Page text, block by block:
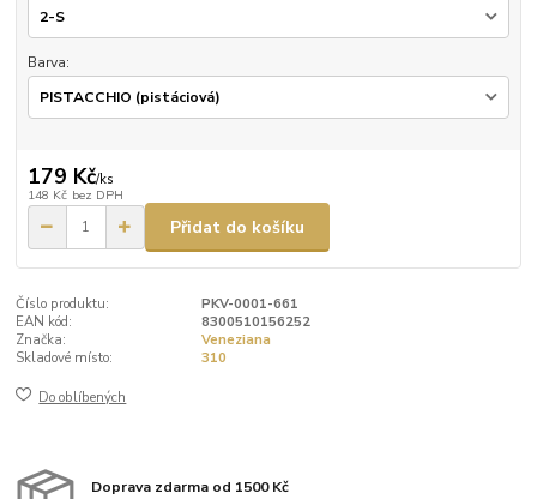
Barva:
179 Kč/ks
148 Kč bez DPH
Přidat do košíku
Číslo produktu:
PKV-0001-661
EAN kód:
8300510156252
Značka:
Veneziana
Skladové místo:
310
Do oblíbených
Doprava zdarma od 1500 Kč